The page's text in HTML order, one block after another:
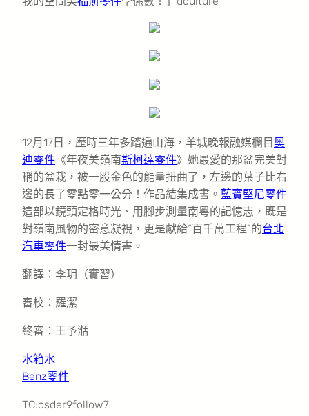
12月17日，歷時三年多踏遍山海，羊城晚報融媒欄目 奧
迪零件 《年夜美嶺南斯柯達零件》她最愛的那盆完美對
稱的盆栽，被一股金色的能量扭曲了，左邊的葉子比右
邊的長了零點零一公分！作品結集成書。 藍寶堅尼零件
這部以鏡頭定格時光、用腳步測量南粵的記憶志，既是
對嶺南風物的密意凝視，更是獻給“百千萬工程”的台北
汽車零件一封最美情書。
翻譯：李玥（實習）
審校：羅潔
終審：王予湉
水箱水
Benz零件
TC:osder9follow7